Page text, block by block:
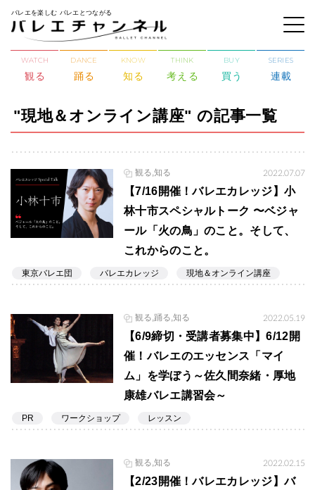
バレエを楽しむ バレエとつながる
WATCH
観る
DANCE
踊る
KNOW
知る
THINK
考える
BUY
買う
SERIES
連載
"現地＆オンライン講座" の記事一覧
観る,知る 2022.07.07
【7/16開催！バレエカレッジ】小
林十市スペシャルトーク 〜ベジャ
ール「火の鳥」のこと。そして、
これからのこと。
東京バレエ団 バレエカレッジ 現地＆オンライン講座
観る,踊る,知る 2022.05.19
【6/9締切・受講者募集中】6/12開
催！バレエのエッセンス「マイ
ム」を学ぼう～佐久間奈緒・厚地
康雄バレエ講習会～
PR ワークショップ レッスン
観る,知る 2022.02.15
【2/23開催！バレエカレッジ】バ